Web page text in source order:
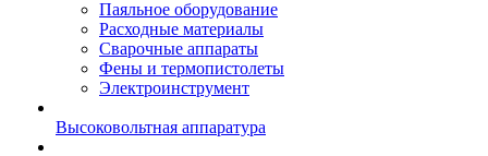
Паяльное оборудование
Расходные материалы
Сварочные аппараты
Фены и термопистолеты
Электроинструмент
Высоковольтная аппаратура